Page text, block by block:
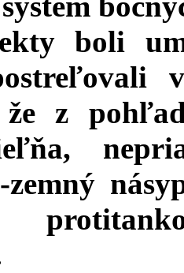
boli
že z
zemný